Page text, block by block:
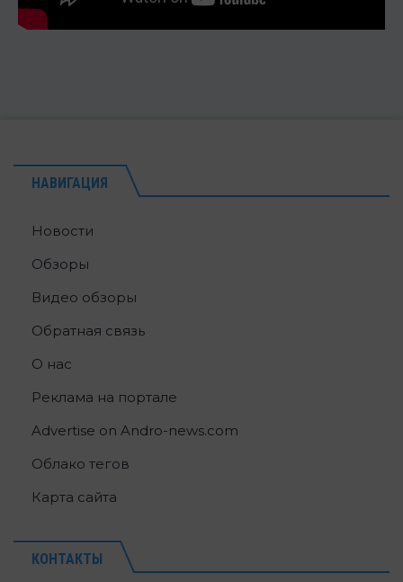
НАВИГАЦИЯ
Новости
Обзоры
Видео обзоры
Обратная связь
О нас
Реклама на портале
Advertise on Andro-news.com
Облако тегов
Карта сайта
КОНТАКТЫ